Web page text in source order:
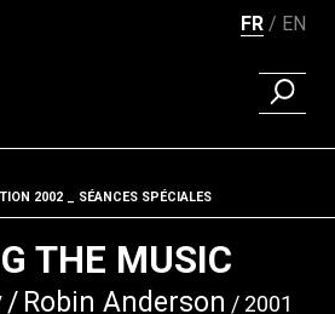
FR EN
Fil d'ariane
2002 SÉANCES SPÉCIALES
THE MUSIC
Robin Anderson
2001